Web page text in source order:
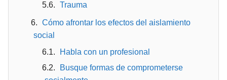
Trauma
Cómo afrontar los efectos del aislamiento
social
Habla con un profesional
Busque formas de comprometerse